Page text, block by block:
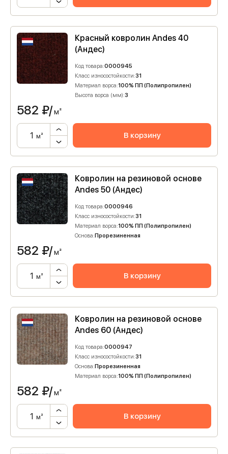
Красный ковролин Andes 40
(Андес)
Код товара:0000945
Класс износостойкости:31
Материал ворса:100% ПП (Полипропилен)
Высота ворса (мм):3
582 ₽/м²
м² В корзину
Ковролин на резиновой основе
Andes 50 (Андес)
Код товара:0000946
Класс износостойкости:31
Материал ворса:100% ПП (Полипропилен)
Основа:Прорезиненная
582 ₽/м²
м² В корзину
Ковролин на резиновой основе
Andes 60 (Андес)
Код товара:0000947
Класс износостойкости:31
Основа:Прорезиненная
Материал ворса:100% ПП (Полипропилен)
582 ₽/м²
м² В корзину